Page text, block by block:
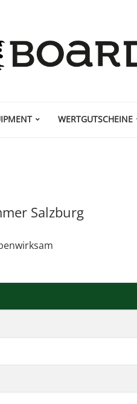
WERTGUTSCHEINE
Salzburg